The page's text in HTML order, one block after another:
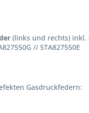
(links und rechts) inkl.
// 5TA827550E
Gasdruckfedern: